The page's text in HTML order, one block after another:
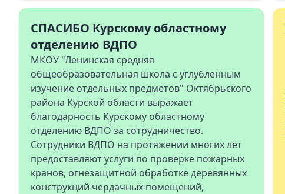
СПАСИБО Курскому областному
отделению ВДПО
МКОУ "Ленинская средняя
общеобразовательная школа с углубленным
изучение отдельных предметов" Октябрьского
района Курской области выражает
благодарность Курскому областному
отделению ВДПО за сотрудничество.
Сотрудники ВДПО на протяжении многих лет
предоставляют услуги по проверке пожарных
кранов, огнезащитной обработке деревянных
конструкций чердачных помещений,